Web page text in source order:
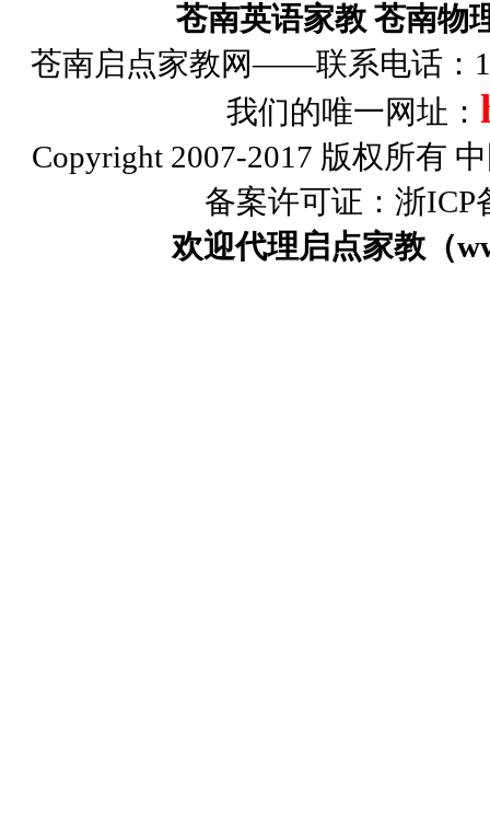
苍南英语家教 苍南物
苍南启点家教网——联系电话
我们的唯一网址：
Copyright 2007-2017 版权所有
备案许可证：浙ICP
欢迎代理启点家教（